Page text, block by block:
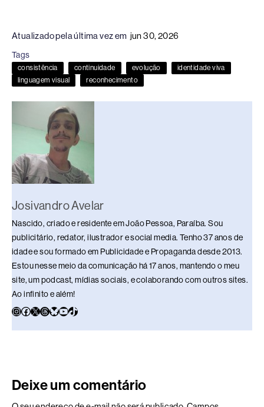
e
b
o
o
a
d
s
e
dI
n
sk
y
s
A
p
y
Li
k
Atualizado pela última vez em jun 30, 2026
Tags
consistência continuidade evolução
identidade viva
linguagem visual
reconhecimento
Josivandro Avelar
Nascido, criado e residente em João Pessoa, Paraíba. Sou
publicitário, redator, ilustrador e social media. Tenho 37 anos de
idade e sou formado em Publicidade e Propaganda desde 2013.
Estou nesse meio da comunicação há 17 anos, mantendo o meu
site, um podcast, mídias sociais, e colaborando com outros sites.
Ao infinito e além!
Deixe um comentário